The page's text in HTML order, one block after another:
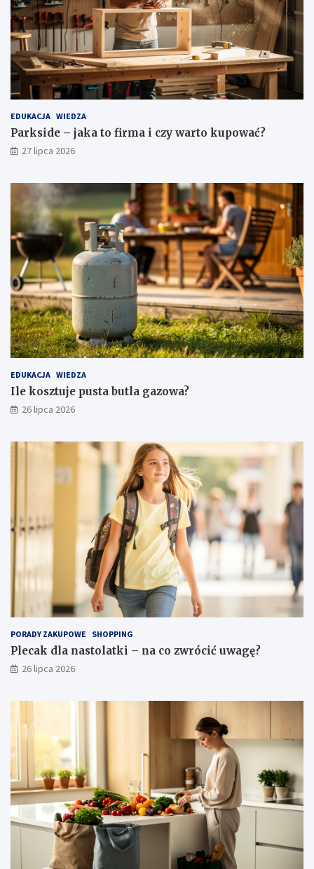
EDUKACJA WIEDZA
Parkside – jaka to firma i czy warto kupować?
27 lipca 2026
EDUKACJA WIEDZA
Ile kosztuje pusta butla gazowa?
26 lipca 2026
PORADY ZAKUPOWE SHOPPING
Plecak dla nastolatki – na co zwrócić uwagę?
26 lipca 2026